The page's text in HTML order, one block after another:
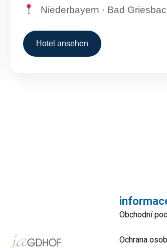
Niederbayern · Bad
Hotel ansehen
Obchodní
Ochrana